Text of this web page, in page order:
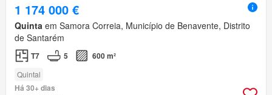
1 174 000 €
Quinta em Samora Correia, Município de Benavente, Distrito
de Santarém
T7 5 600 m²
Quintal
Há 30+ dias